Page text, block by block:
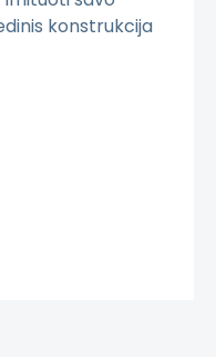
konstrukcija